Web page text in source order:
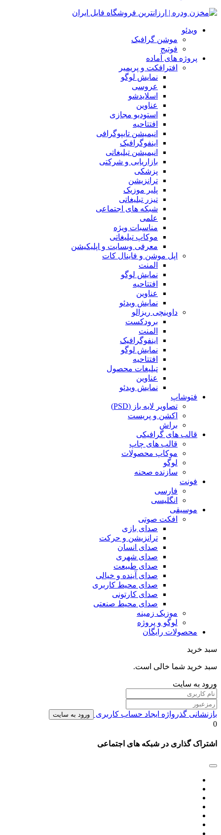
ویدئو
موشن گرافیک
فوتیج
پروژه های آماده
افترافکت و پریمیر
نمایش لوگو
عروسی
اسلایدشو
عناوین
استودیو مجازی
افتتاحیه
انیمیشن تایپوگرافی
اینفوگرافیک
انیمیشن تبلیغاتی
بازاریابی و شرکتی
پزشکی
ترانزیشن
پلیر موزیک
تیزر تبلیغاتی
شبکه های اجتماعی
علمی
مناسبات ویژه
موکاپ تبلیغاتی
معرفی وبسایت و اپلیکیشن
اپل موشن و فاینال کات
المنت
نمایش لوگو
افتتاحیه
عناوین
نمایش ویدئو
داوینچی ریزالو
برودکست
المنت
اینفوگرافیک
نمایش لوگو
افتتاحیه
تبلیغات محصول
عناوین
نمایش ویدئو
فتوشاپ
تصاویر لایه باز (PSD)
اکشن و پریست
براش
قالب های گرافیکی
قالب های چاپ
موکاپ محصولات
لوگو
سازنده صحنه
فونت
فارسی
انگلیسی
موسیقی
افکت صوتی
صدای بازی
ترانزیشن و حرکت
صدای انسان
صدای شهری
صدای طبیعت
صدای آینده و خیالی
صدای محیط کاربری
صدای کارتونی
صدای محیط صنعتی
موزیک زمینه
لوگو و پروژه
محصولات رایگان
سبد خرید
سبد خرید شما خالی است.
ورود به سایت
بازنشانی گذرواژه ایجاد حساب کاربری ورود به سایت
0
اشتراک گذاری در شبکه های اجتماعی